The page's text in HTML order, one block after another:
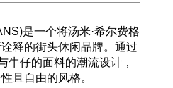
是一个将汤米·希尔费格
释的街头休闲品牌。通过
牛仔的面料的潮流设计，
且自由的风格。